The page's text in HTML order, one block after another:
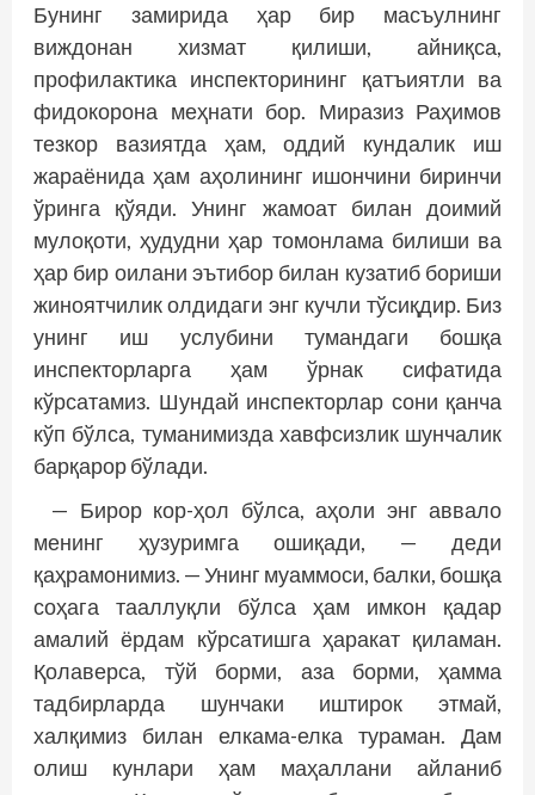
Бунинг замирида ҳар бир масъулнинг
виждонан хизмат қилиши, айниқса,
профилактика инспекторининг қатъиятли ва
фидокорона меҳнати бор. Миразиз Раҳимов
тезкор вазиятда ҳам, оддий кундалик иш
жараёнида ҳам аҳолининг ишончини биринчи
ўринга қўяди. Унинг жамоат билан доимий
мулоқоти, ҳудудни ҳар томонлама билиши ва
ҳар бир оилани эътибор билан кузатиб бориши
жиноятчилик олдидаги энг кучли тўсиқдир. Биз
унинг иш услубини тумандаги бошқа
инспекторларга ҳам ўрнак сифатида
кўрсатамиз. Шундай инспекторлар сони қанча
кўп бўлса, туманимизда хавфсизлик шунчалик
барқарор бўлади.
— Бирор кор-ҳол бўлса, аҳоли энг аввало
менинг ҳузуримга ошиқади, — деди
қаҳрамонимиз. — Унинг муаммоси, балки, бошқа
соҳага тааллуқли бўлса ҳам имкон қадар
амалий ёрдам кўрсатишга ҳаракат қиламан.
Қолаверса, тўй борми, аза борми, ҳамма
тадбирларда шунчаки иштирок этмай,
халқимиз билан елкама-елка тураман. Дам
олиш кунлари ҳам маҳаллани айланиб